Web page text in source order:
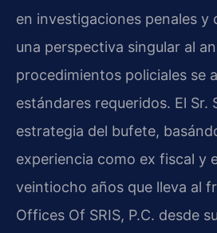
en investigaciones penales
una perspectiva singular al
procedimientos policiales se
estándares requeridos. El Sr.
estrategia del bufete,
experiencia como ex fiscal y
veintiocho años que lleva al
Offices Of SRIS, P.C. desde